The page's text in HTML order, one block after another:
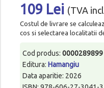
109 Lei (TVA
Costul de livrare se
cos si selectarea localitatii
Cod produs: 0000289899
Editura: Hamangiu
Data aparitie: 2026